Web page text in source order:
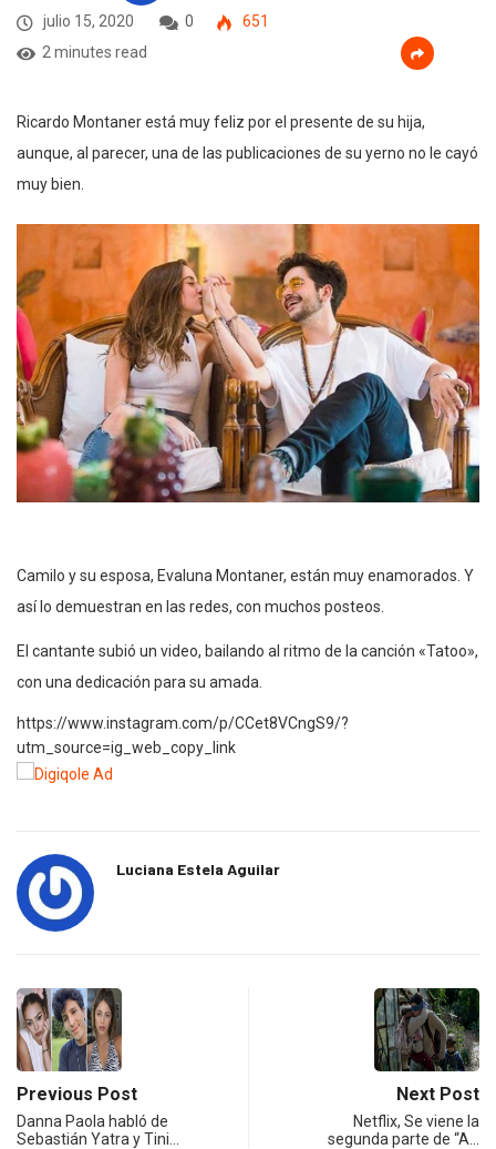
julio 15, 2020 0
651
2 minutes read
Ricardo Montaner está muy feliz por el presente de su hija,
aunque, al parecer, una de las publicaciones de su yerno no le cayó
muy bien.
Camilo y su esposa, Evaluna Montaner, están muy enamorados. Y
así lo demuestran en las redes, con muchos posteos.
El cantante subió un video, bailando al ritmo de la canción «Tatoo»,
con una dedicación para su amada.
https://www.instagram.com/p/CCet8VCngS9/?
utm_source=ig_web_copy_link
Luciana Estela Aguilar
Previous Post
Danna Paola habló de
Sebastián Yatra y Tini…
Next Post
Netflix, Se viene la
segunda parte de “A…